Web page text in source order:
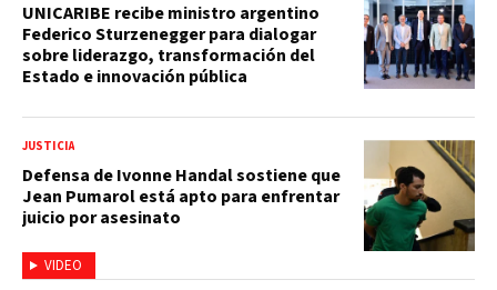
UNICARIBE recibe ministro argentino
Federico Sturzenegger para dialogar
sobre liderazgo, transformación del
Estado e innovación pública
VIDEO
JUSTICIA
Defensa de Ivonne Handal sostiene que
Jean Pumarol está apto para enfrentar
juicio por asesinato